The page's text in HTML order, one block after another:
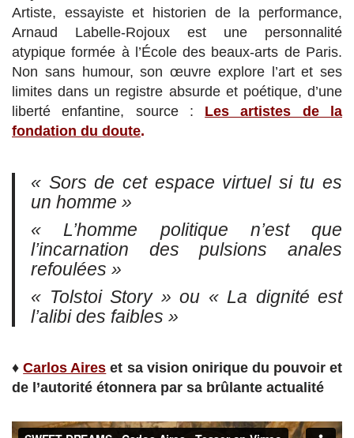
Artiste, essayiste et historien de la performance,
Arnaud Labelle-Rojoux est une personnalité
atypique formée à l’École des beaux-arts de Paris.
Non sans humour, son œuvre explore l’art et ses
limites dans un registre absurde et poétique, d’une
liberté enfantine, source :
Les artistes de la
fondation du doute.
« Sors de cet espace virtuel si tu es
un homme »
« L’homme politique n’est que
l’incarnation des pulsions anales
refoulées »
« Tolstoi Story » ou « La dignité est
l’alibi des faibles »
♦Carlos Aires et sa vision onirique du pouvoir et
de l’autorité étonnera par sa brûlante actualité